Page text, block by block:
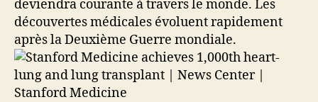
deviendra courante à travers le monde. Les
découvertes médicales évoluent rapidement
après la Deuxième Guerre mondiale.